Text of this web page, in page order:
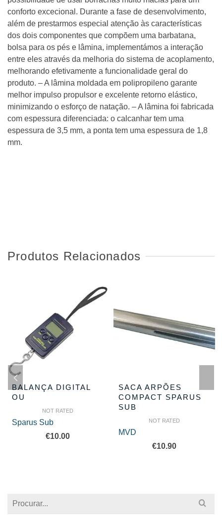
conforto excecional. Durante a fase de desenvolvimento,
além de prestarmos especial atenção às características
dos dois componentes que compõem uma barbatana,
bolsa para os pés e lâmina, implementámos a interação
entre eles através da melhoria do sistema de acoplamento,
melhorando efetivamente a funcionalidade geral do
produto. – A lâmina moldada em polipropileno garante
melhor impulso propulsor e excelente retorno elástico,
minimizando o esforço de natação. – A lâmina foi fabricada
com espessura diferenciada: o calcanhar tem uma
espessura de 3,5 mm, a ponta tem uma espessura de 1,8
mm.
Produtos Relacionados
BALANÇA DIGITAL
OU
NOT RATED
Sparus Sub
€10.00
SACA ARPÕES
COMPACT SPARUS
SUB
NOT RATED
MVD
€10.90
Search